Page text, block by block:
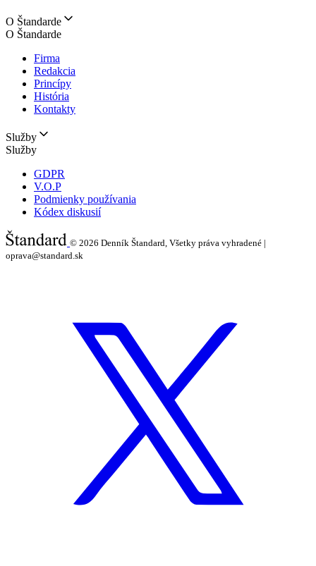
O Štandarde
O Štandarde
Firma
Redakcia
Princípy
História
Kontakty
Služby
Služby
GDPR
V.O.P
Podmienky používania
Kódex diskusií
© 2026 Denník Štandard, Všetky práva vyhradené |
oprava@standard.sk